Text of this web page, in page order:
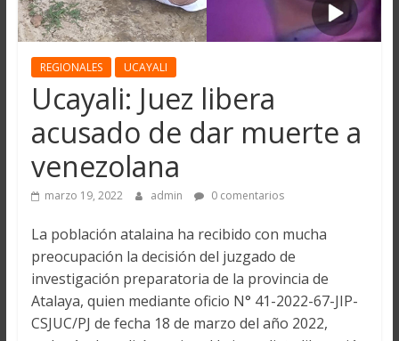
REGIONALES UCAYALI
Ucayali: Juez libera
acusado de dar muerte a
venezolana
marzo 19, 2022 admin 0 comentarios
La población atalaina ha recibido con mucha
preocupación la decisión del juzgado de
investigación preparatoria de la provincia de
Atalaya, quien mediante oficio N° 41-2022-67-JIP-
CSJUC/PJ de fecha 18 de marzo del año 2022,